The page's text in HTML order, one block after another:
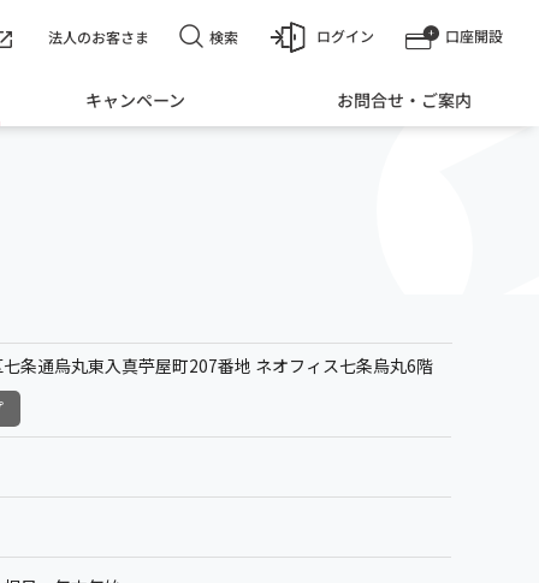
口座開設
ログイン
キャンペーン お問合せ・ご案内
法人のお客さま 検索
条通烏丸東入真苧屋町207番地 ネオフィス七条烏丸6階